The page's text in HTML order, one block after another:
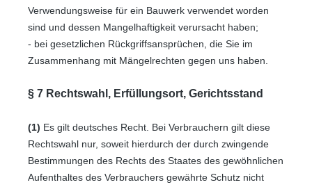
Verwendungsweise für ein Bauwerk verwendet worden
sind und dessen Mangelhaftigkeit verursacht haben;
- bei gesetzlichen Rückgriffsansprüchen, die Sie im
Zusammenhang mit Mängelrechten gegen uns haben.
§ 7 Rechtswahl, Erfüllungsort, Gerichtsstand
(1) Es gilt deutsches Recht. Bei Verbrauchern gilt diese
Rechtswahl nur, soweit hierdurch der durch zwingende
Bestimmungen des Rechts des Staates des gewöhnlichen
Aufenthaltes des Verbrauchers gewährte Schutz nicht